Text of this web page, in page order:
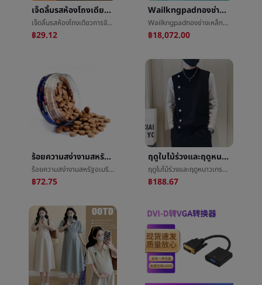
เจ็ดลิ้มรสห้องโถงเดียวการจัดเตรียมบุหงาย้อมผมครีมพืชการสกัดปานกลางไม่ฉุนสามารถปกผมย้อมผมการจัดเตรียมโรงงานจุด
เจ็ดลิ้มรสห้องโถงเดียวการจัดเตรียมบุหงาย้อมผมครีมพืชการสกัดปานกลางไม่ฉุนสามารถปกผมย้อมผมการจัดเตรียมโรงงานจุด
฿29.12
Wailkngpadทองช่างเหล็กX21ฉลาดพับลู่วิ่งไฟฟ้าWalkingแบบพกพาครัวเรือนไปเครื่องขั้นตอนที่เหมาะสม
Wailkngpadทองช่างเหล็กX21ฉลาดพับลู่วิ่งไฟฟ้าWalkingแบบพกพาครัวเรือนไปเครื่องขั้นตอนที่เหมาะสม
฿18,072.00
ร้อยความสง่างามสหรัฐอเมริกาชมทรอปิคอลนกยูงปลาขนาดเล็กแสงปลาเป็นอมตะçปลาเม้าส์ปลาå°ปลาปะให้อาหารปลาเมล็ดข้าวปลาé£
ร้อยความสง่างามสหรัฐอเมริกาชมทรอปิคอลนกยูงปลาขนาดเล็กแสงปลาเป็นอมตะçปลาเม้าส์ปลาå°ปลาปะให้อาหารปลาเมล็ดข้าวปลาé£
฿72.75
ฤดูใบไม้ร่วงและฤดูหนาวเทรนด์ครึ่งคอสูงประกบกันเท็จทั้งสองชิ้นเสื้อกันหนาวชายเกาหลีฉบับที่ตีพิมพ์บางLeisureบุคลิกภาพเสื้อถัก
ฤดูใบไม้ร่วงและฤดูหนาวเทรนด์ครึ่งคอสูงประกบกันเท็จทั้งสองชิ้นเสื้อกันหนาวชายเกาหลีฉบับที่ตีพิมพ์บางLeisureบุคลิกภาพเสื้อถัก
฿188.67